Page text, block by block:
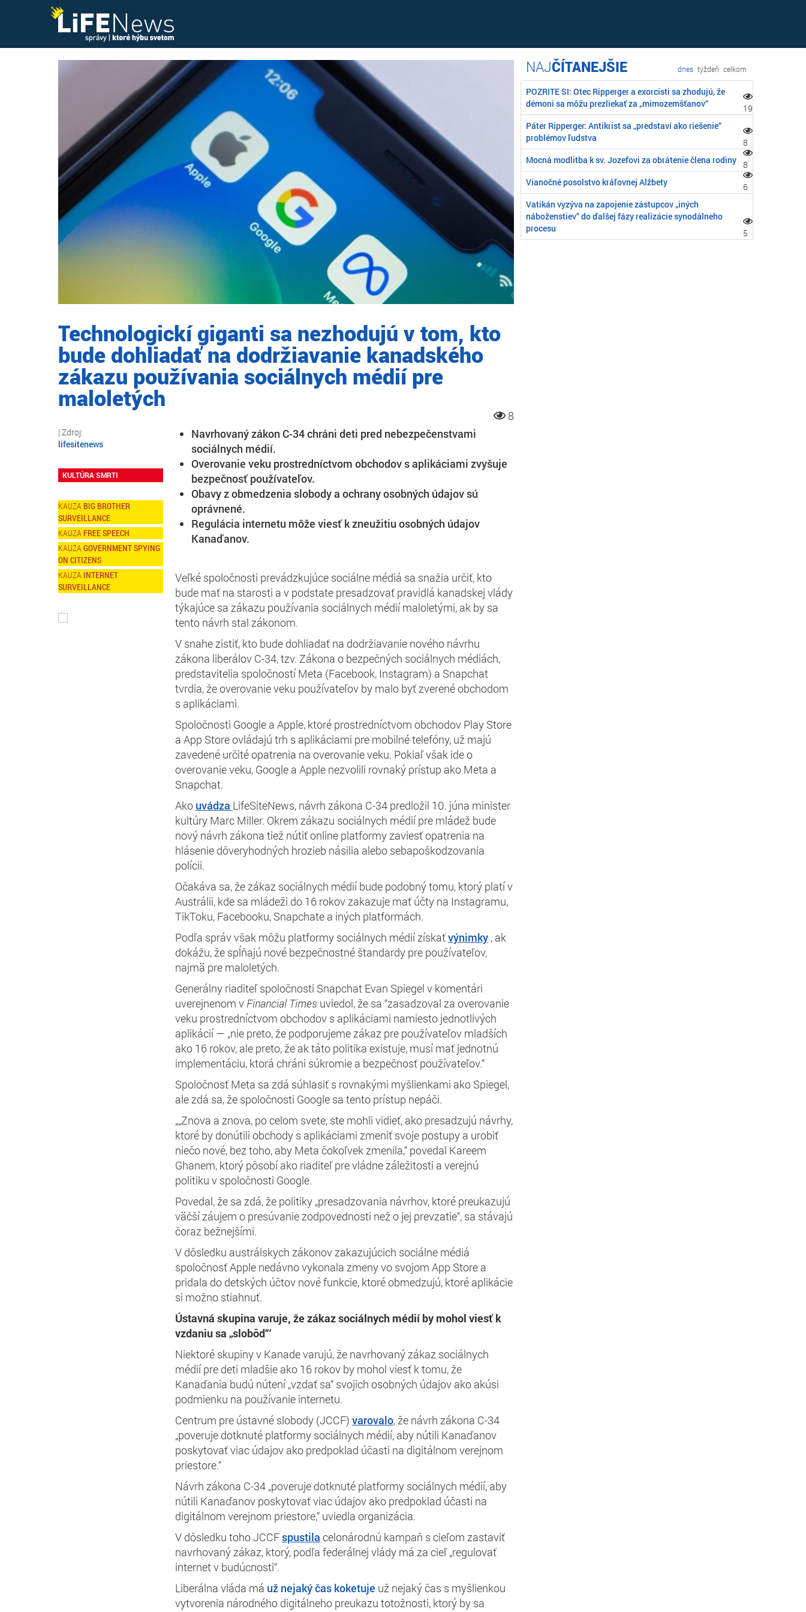
Technologickí giganti sa nezhodujú v tom, kto
bude dohliadať na dodržiavanie kanadského
zákazu používania sociálnych médií pre
maloletých
8
lifesitenews
KULTÚRA SMRTI
BIG BROTHER
SURVEILLANCE
FREE SPEECH
GOVERNMENT SPYING
ON CITIZENS
INTERNET
SURVEILLANCE
Navrhovaný zákon C-34 chráni deti pred nebezpečenstvami
sociálnych médií.
Overovanie veku prostredníctvom obchodov s aplikáciami zvyšuje
bezpečnosť používateľov.
Obavy z obmedzenia slobody a ochrany osobných údajov sú
oprávnené.
Regulácia internetu môže viesť k zneužitiu osobných údajov
Kanaďanov.
Veľké spoločnosti prevádzkujúce sociálne médiá sa snažia určiť, kto
bude mať na starosti a v podstate presadzovať pravidlá kanadskej vlády
týkajúce sa zákazu používania sociálnych médií maloletými, ak by sa
tento návrh stal zákonom.
V snahe zistiť, kto bude dohliadať na dodržiavanie nového návrhu
zákona liberálov C-34, tzv. Zákona o bezpečných sociálnych médiách,
predstavitelia spoločností Meta (Facebook, Instagram) a Snapchat
tvrdia, že overovanie veku používateľov by malo byť zverené obchodom
s aplikáciami.
Spoločnosti Google a Apple, ktoré prostredníctvom obchodov Play Store
a App Store ovládajú trh s aplikáciami pre mobilné telefóny, už majú
zavedené určité opatrenia na overovanie veku. Pokiaľ však ide o
overovanie veku, Google a Apple nezvolili rovnaký prístup ako Meta a
Snapchat.
Ako uvádza LifeSiteNews, návrh zákona C-34 predložil 10. júna minister
kultúry Marc Miller. Okrem zákazu sociálnych médií pre mládež bude
nový návrh zákona tiež nútiť online platformy zaviesť opatrenia na
hlásenie dôveryhodných hrozieb násilia alebo sebapoškodzovania
polícii.
Očakáva sa, že zákaz sociálnych médií bude podobný tomu, ktorý platí v
Austrálii, kde sa mládeži do 16 rokov zakazuje mať účty na Instagramu,
TikToku, Facebooku, Snapchate a iných platformách.
Podľa správ však môžu platformy sociálnych médií získaťvýnimky , ak
dokážu, že spĺňajú nové bezpečnostné štandardy pre používateľov,
najmä pre maloletých.
Generálny riaditeľ spoločnosti Snapchat Evan Spiegel v komentári
uverejnenom v Financial Times uviedol, že sa “zasadzoval za overovanie
veku prostredníctvom obchodov s aplikáciami namiesto jednotlivých
aplikácií — „nie preto, že podporujeme zákaz pre používateľov mladších
ako 16 rokov, ale preto, že ak táto politika existuje, musí mať jednotnú
implementáciu, ktorá chráni súkromie a bezpečnosť používateľov.“
Spoločnosť Meta sa zdá súhlasiť s rovnakými myšlienkami ako Spiegel,
ale zdá sa, že spoločnosti Google sa tento prístup nepáči.
„„Znova a znova, po celom svete, ste mohli vidieť, ako presadzujú návrhy,
ktoré by donútili obchody s aplikáciami zmeniť svoje postupy a urobiť
niečo nové, bez toho, aby Meta čokoľvek zmenila,“ povedal Kareem
Ghanem, ktorý pôsobí ako riaditeľ pre vládne záležitosti a verejnú
politiku v spoločnosti Google.
Povedal, že sa zdá, že politiky „presadzovania návrhov, ktoré preukazujú
väčší záujem o presúvanie zodpovednosti než o jej prevzatie“, sa stávajú
čoraz bežnejšími.
V dôsledku austrálskych zákonov zakazujúcich sociálne médiá
spoločnosť Apple nedávno vykonala zmeny vo svojom App Store a
pridala do detských účtov nové funkcie, ktoré obmedzujú, ktoré aplikácie
si možno stiahnuť.
Ústavná skupina varuje, že zákaz sociálnych médií by mohol viesť k
vzdaniu sa „slobôd“‘
Niektoré skupiny v Kanade varujú, že navrhovaný zákaz sociálnych
médií pre deti mladšie ako 16 rokov by mohol viesť k tomu, že
Kanaďania budú nútení „vzdať sa“ svojich osobných údajov ako akúsi
podmienku na používanie internetu.
Centrum pre ústavné slobody (JCCF) varovalo, že návrh zákona C-34
„poveruje dotknuté platformy sociálnych médií, aby nútili Kanaďanov
poskytovať viac údajov ako predpoklad účasti na digitálnom verejnom
priestore.“
Návrh zákona C-34 „poveruje dotknuté platformy sociálnych médií, aby
nútili Kanaďanov poskytovať viac údajov ako predpoklad účasti na
digitálnom verejnom priestore,“ uviedla organizácia.
V dôsledku toho JCCFspustila celonárodnú kampaň s cieľom zastaviť
navrhovaný zákaz, ktorý, podľa federálnej vlády má za cieľ „regulovať
internet v budúcnosti“.
Liberálna vláda má už nejaký čas koketuje už nejaký čas s myšlienkou
vytvorenia národného digitálneho preukazu totožnosti, ktorý by sa
ČÍTANEJŠIE dnes týždeň celkom
POZRITE SI: Otec Ripperger a exorcisti sa zhodujú, že
démoni sa môžu prezliekať za „mimozemšťanov“
19
Páter Ripperger: Antikrist sa „predstaví ako riešenie“
problémov ľudstva
8
Mocná modlitba k sv. Jozefovi za obrátenie člena rodiny 8
Vianočné posolstvo kráľovnej Alžbety
6
Vatikán vyzýva na zapojenie zástupcov „iných
náboženstiev“ do ďalšej fázy realizácie synodálneho
procesu
5